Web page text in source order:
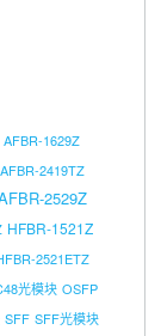
AFBR-1629Z
AFBR-2419TZ
2529Z
HFBR-1521Z
2521ETZ
光模块 OSFP
SFF SFF光模块